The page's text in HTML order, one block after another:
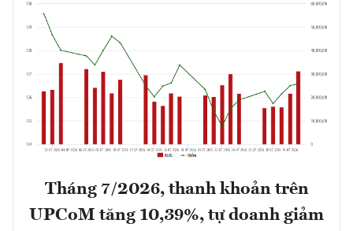
Tháng 7/2026, thanh khoản trên
UPCoM tăng 10,39%, tự doanh giảm